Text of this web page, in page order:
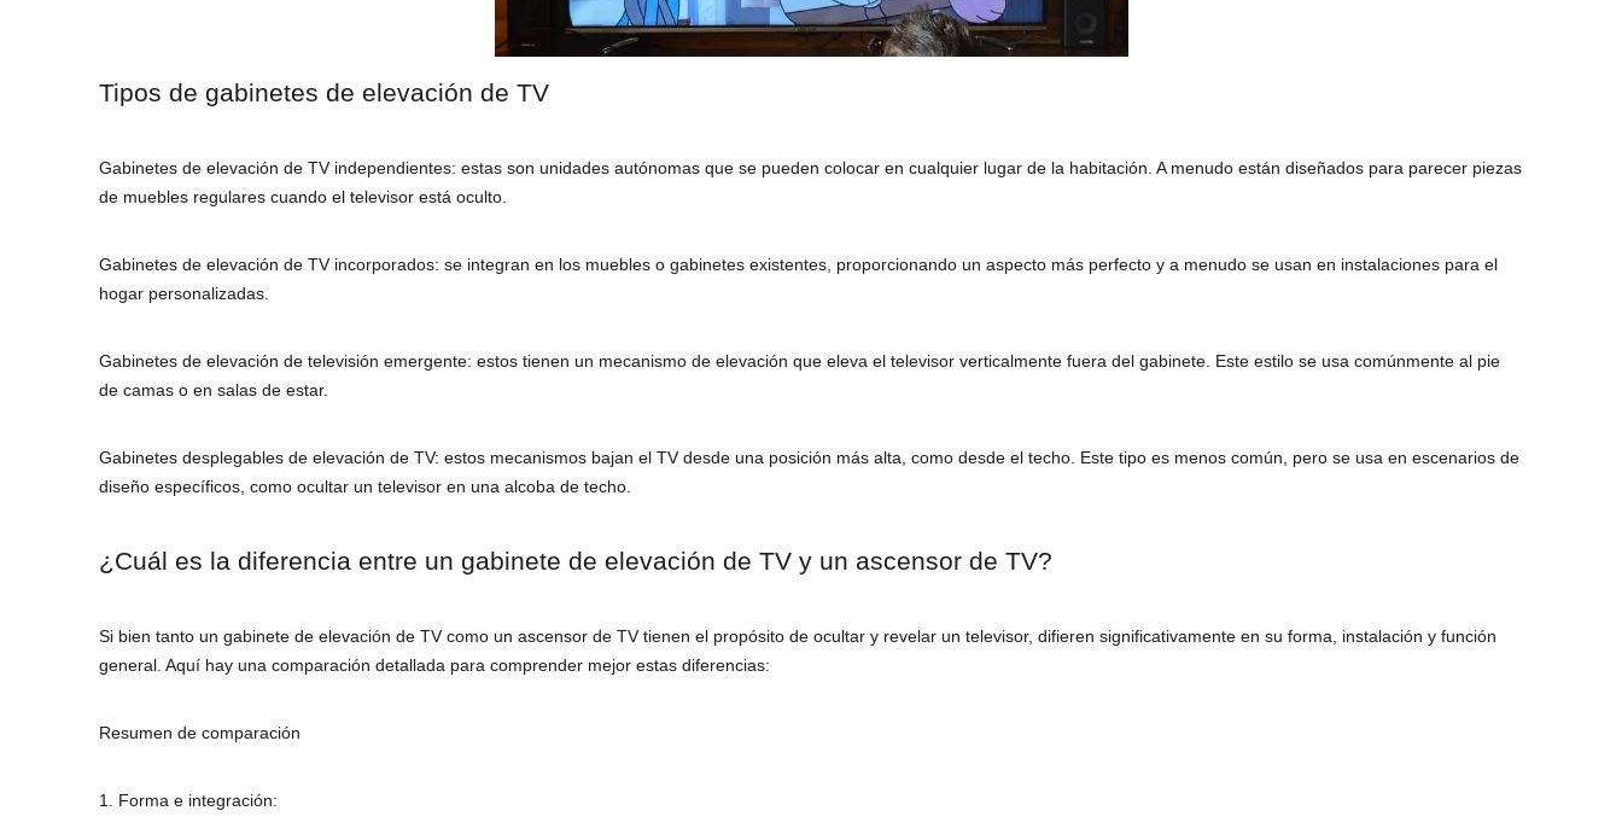
Tipos de gabinetes de elevación de TV
Gabinetes de elevación de TV independientes: estas son unidades autónomas que se pueden colocar en cualquier lugar de la habitación. A menudo están diseñados para parecer piezas
de muebles regulares cuando el televisor está oculto.
Gabinetes de elevación de TV incorporados: se integran en los muebles o gabinetes existentes, proporcionando un aspecto más perfecto y a menudo se usan en instalaciones para el
hogar personalizadas.
Gabinetes de elevación de televisión emergente: estos tienen un mecanismo de elevación que eleva el televisor verticalmente fuera del gabinete. Este estilo se usa comúnmente al pie
de camas o en salas de estar.
Gabinetes desplegables de elevación de TV: estos mecanismos bajan el TV desde una posición más alta, como desde el techo. Este tipo es menos común, pero se usa en escenarios de
diseño específicos, como ocultar un televisor en una alcoba de techo.
¿Cuál es la diferencia entre un gabinete de elevación de TV y un ascensor de TV?
Si bien tanto un gabinete de elevación de TV como un ascensor de TV tienen el propósito de ocultar y revelar un televisor, difieren significativamente en su forma, instalación y función
general. Aquí hay una comparación detallada para comprender mejor estas diferencias:
Resumen de comparación
1. Forma e integración: